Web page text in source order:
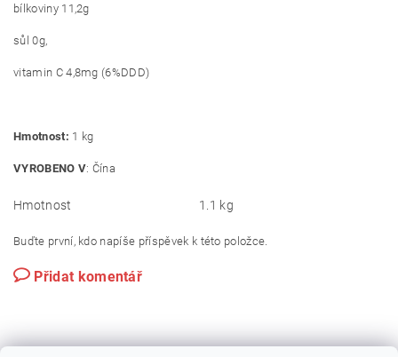
bílkoviny 11,2g
sůl 0g,
vitamin C 4,8mg (6%DDD)
Hmotnost: 1 kg
VYROBENO V: Čína
Hmotnost 1.1 kg
Buďte první, kdo napíše příspěvek k této položce.
Přidat komentář